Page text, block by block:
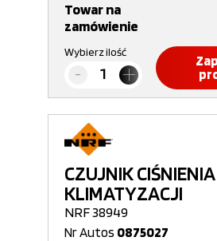
Towar na
zamówienie
Wybierz ilość
CZUJNIK CIŚNIENIA
KLIMATYZACJI
NRF 38949
Nr Autos 0875027